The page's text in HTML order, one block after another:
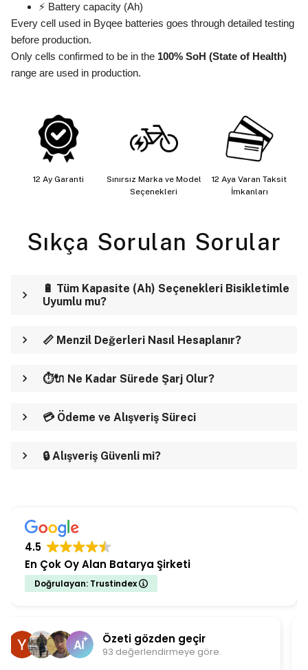
⚡ Battery capacity (Ah)
Every cell used in Byqee batteries goes through detailed testing
before production.
Only cells confirmed to be in the 100% SoH (State of Health)
range are used in production.
12 Ay Garanti
Sınırsız Marka ve Model
Seçenekleri
12 Aya Varan Taksit
İmkanları
Sıkça Sorulan Sorular
🔋 Tüm Kapasite (Ah) Seçenekleri Bisikletimle
Uyumlu mu?
📏 Menzil Değerleri Nasıl Hesaplanır?
⏱️🔌 Ne Kadar Sürede Şarj Olur?
💳 Ödeme ve Alışveriş Süreci
🔒 Alışveriş Güvenli mi?